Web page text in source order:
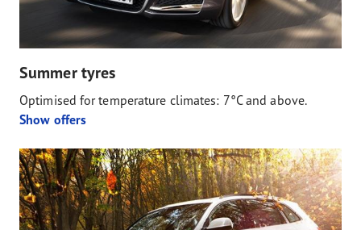
Summer tyres
Optimised for temperature climates: 7°C and above.
Show offers